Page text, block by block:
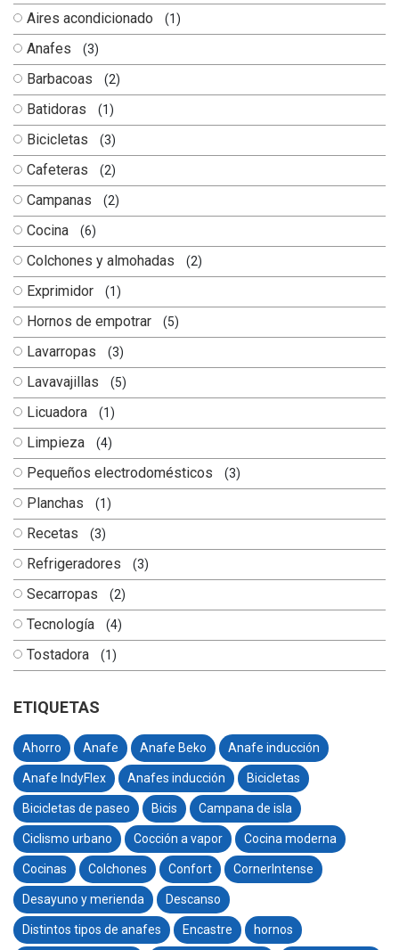
Aires acondicionado (1)
Anafes (3)
Barbacoas (2)
Batidoras (1)
Bicicletas (3)
Cafeteras (2)
Campanas (2)
Cocina (6)
Colchones y almohadas (2)
Exprimidor (1)
Hornos de empotrar (5)
Lavarropas (3)
Lavavajillas (5)
Licuadora (1)
Limpieza (4)
Pequeños electrodomésticos (3)
Planchas (1)
Recetas (3)
Refrigeradores (3)
Secarropas (2)
Tecnología (4)
Tostadora (1)
ETIQUETAS
Ahorro Anafe Anafe Beko Anafe inducción
Anafe IndyFlex Anafes inducción Bicicletas
Bicicletas de paseo Bicis Campana de isla
Ciclismo urbano Cocción a vapor Cocina moderna
Cocinas Colchones Confort CornerIntense
Desayuno y merienda Descanso
Distintos tipos de anafes Encastre hornos